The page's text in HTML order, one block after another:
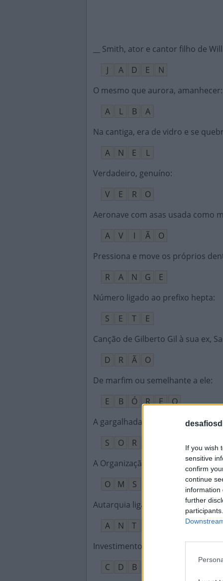
If you wish
sensitive
confirm
continue
information
further
__ Smith, ator e cantor filho de
J
A D E
N
O mesmo que aurora, amanhecer:
A
L B
A
Na cantiga, era de vidro e se
A
N E
L
Verdadeiro, genuíno:
V
E R
O
Aeronave com asas usada como
A
V I Ã
O
Pressiona e move os próprios
R
A N G
E
Número ligado ao prefixo hepta:
S
E T
E
Canção de Gilberto Gil à sua ex,
D
R Ã
O
De marfim ou semelhante a ele:
E
B Ó R E
O
A gargalhada é a extensão dele:
S
O R
O
A Organização Mundial de Saúde
O
M
S
Autarquia ligada a transporte
A
N T
Investimento de renda fixa de
C
D
B